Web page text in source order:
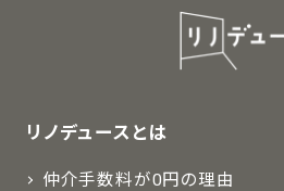
リノデュースとは
仲介手数料が0円の理由